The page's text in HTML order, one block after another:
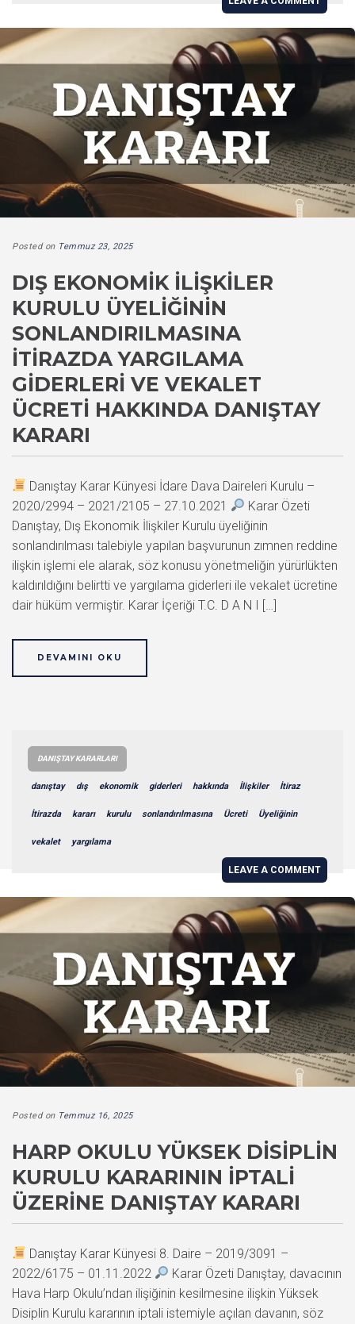
Posted on Temmuz 23, 2025
DIŞ EKONOMIK İLIŞKILER
KURULU ÜYELIĞININ
SONLANDIRILMASINA
İTIRAZDA YARGILAMA
GIDERLERI VE VEKALET
ÜCRETI HAKKINDA DANIŞTAY
KARARI
Danıştay Karar Künyesi İdare Dava Daireleri Kurulu –
2020/2994 – 2021/2105 – 27.10.2021
Karar Özeti
Danıştay, Dış Ekonomik İlişkiler Kurulu üyeliğinin
sonlandırılması talebiyle yapılan başvurunun zımnen reddine
ilişkin işlemi ele alarak, söz konusu yönetmeliğin yürürlükten
kaldırıldığını belirtti ve yargılama giderleri ile vekalet ücretine
dair hüküm vermiştir. Karar İçeriği T.C. D A N I […]
DEVAMINI OKU
DANIŞTAY KARARLARI
danıştay dış ekonomik giderleri hakkında İlişkiler İtiraz
İtirazda kararı kurulu sonlandırılmasına Ücreti Üyeliğinin
vekalet yargılama
LEAVE A COMMENT
Posted on Temmuz 16, 2025
HARP OKULU YÜKSEK DISIPLIN
KURULU KARARININ İPTALI
ÜZERINE DANIŞTAY KARARI
Danıştay Karar Künyesi 8. Daire – 2019/3091 –
2022/6175 – 01.11.2022
Karar Özeti Danıştay, davacının
Hava Harp Okulu’ndan ilişiğinin kesilmesine ilişkin Yüksek
Disiplin Kurulu kararının iptali istemiyle açılan davanın, söz